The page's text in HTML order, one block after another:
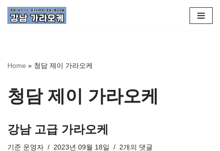
콘
로
뛰
Home » 청담 제이 가라오케
청담 제이 가라오케
강남 고급 가라오케
기준 운영자 2023년 09월 18일 2개의 댓글